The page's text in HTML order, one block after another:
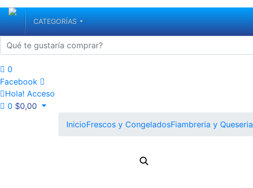
CATEGORÍAS
0
Facebook
Hola! Acceso
0 $0,00
InicioFrescos y CongeladosFiambreria y Queseria